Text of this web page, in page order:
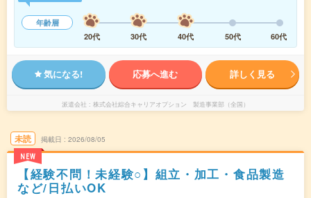
年齢層
20代
30代 40代 50代 60代
気になる! 応募へ進む 詳しく見る
派遣会社 株式会社綜合キャリアオプション 製造事業部（全国）
未読
NEW
掲載日 2026/08/05
【経験不問！未経験○】組立・加工・食品製造
など/日払いOK